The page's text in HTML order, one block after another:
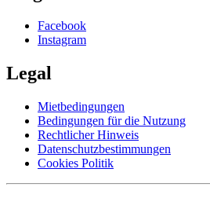
Facebook
Instagram
Legal
Mietbedingungen
Bedingungen für die Nutzung
Rechtlicher Hinweis
Datenschutzbestimmungen
Cookies Politik